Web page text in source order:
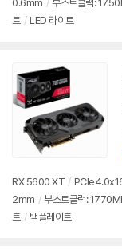
0.6mm / 부스트클럭:
트 / LED 라이트
RX 5600 XT /
2mm / 부스트클럭:
트 / 백플레이트